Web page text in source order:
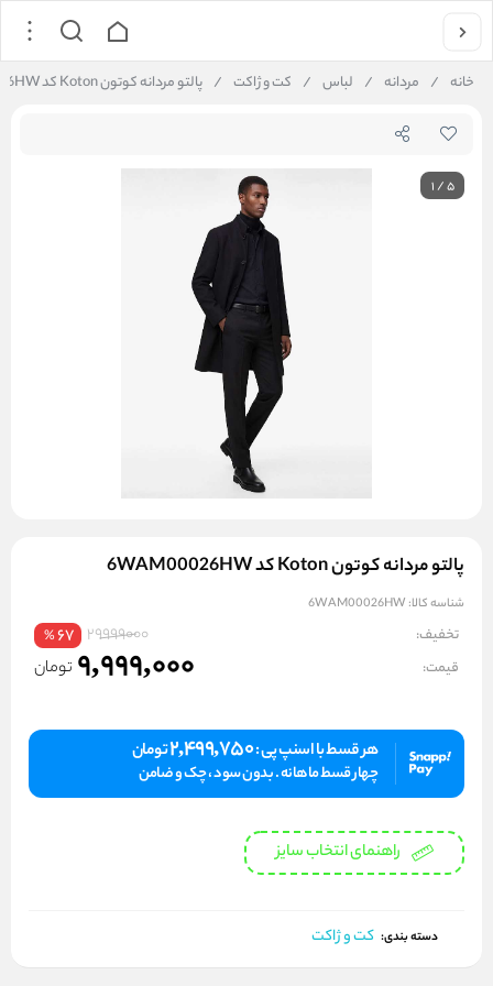
خانه / مردانه / لباس / کت و ژاکت / پالتو مردانه کوتون Koton کد 6WAM00026HW
1/5
پالتو مردانه کوتون Koton کد 6WAM00026HW
شناسه کالا: 6WAM00026HW
تخفیف: 29999000
67
%
قیمت: 9,999,000 تومان
هر قسط با اسنپ پی :2,499,750تومان
چهار قسط ماهانه . بدون سود ، چک و ضامن
راهنمای انتخاب سایز
دسته بندی: کت و ژاکت